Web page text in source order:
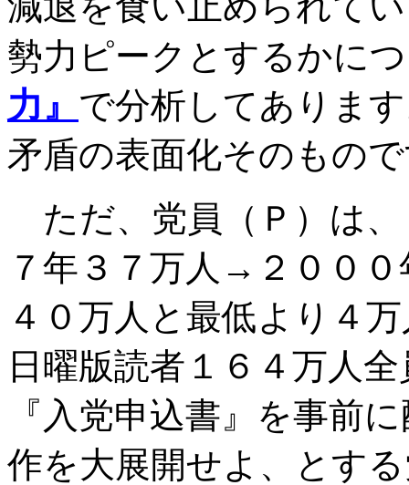
勢力ピークとするかに
力』 で分析してありま
矛盾の表面化そのもの
ただ、党員（Ｐ）は
７年３７万人→２００
４０万人と最低より４
日曜版読者１６４万人
『入党申込書』を事前
作を大展開せよ、とす